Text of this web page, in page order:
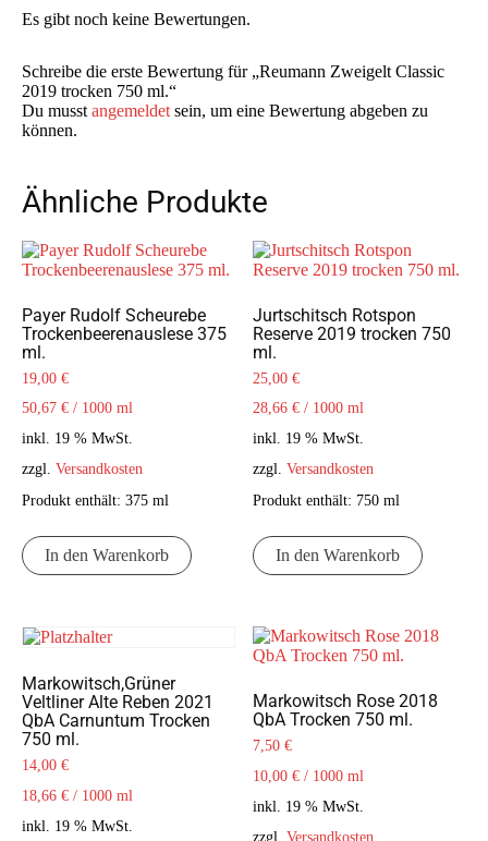
Es gibt noch keine Bewertungen.
Schreibe die erste Bewertung für „Reumann Zweigelt Classic
2019 trocken 750 ml.“
Du musst angemeldet sein, um eine Bewertung abgeben zu
können.
Ähnliche Produkte
Payer Rudolf Scheurebe
Trockenbeerenauslese 375
ml.
19,00 €
50,67 € / 1000 ml
inkl. 19 % MwSt.
zzgl. Versandkosten
Produkt enthält: 375 ml
In den Warenkorb
Jurtschitsch Rotspon
Reserve 2019 trocken 750
ml.
25,00€
28,66€ / 1000 ml
inkl. 19 % MwSt.
zzgl.Versandkosten
Produkt enthält: 750ml
In den Warenkorb
Markowitsch,Grüner
Veltliner Alte Reben 2021
QbA Carnuntum Trocken
750 ml.
14,00 €
18,66 € / 1000 ml
inkl. 19 % MwSt.
Markowitsch Rose 2018
QbA Trocken 750 ml.
7,50€
10,00€ / 1000 ml
inkl. 19 % MwSt.
zzgl.Versandkosten